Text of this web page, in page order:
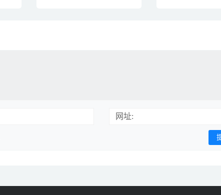
网址: